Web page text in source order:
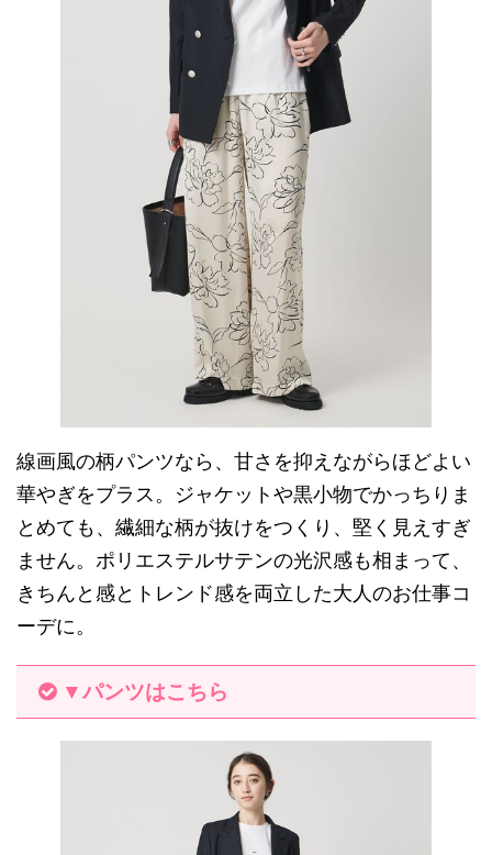
線画風の柄パンツなら、甘さを抑えながらほどよい
華やぎをプラス。ジャケットや黒小物でかっちりま
とめても、繊細な柄が抜けをつくり、堅く見えすぎ
ません。ポリエステルサテンの光沢感も相まって、
きちんと感とトレンド感を両立した大人のお仕事コ
ーデに。
▼パンツはこちら